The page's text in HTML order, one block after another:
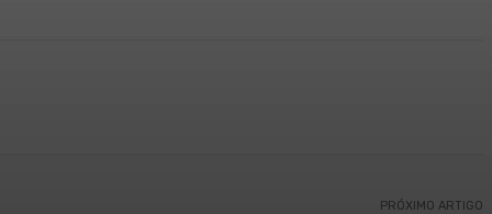
PRÓXIMO ARTIGO